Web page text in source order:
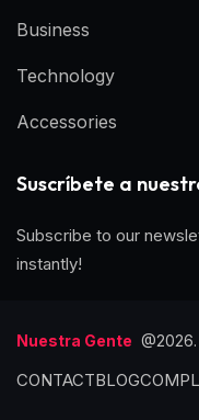
Business
Technology
Accessories
Suscríbete a
Subscribe to our
instantly!
Nuestra Gente
CONTACTBLOG